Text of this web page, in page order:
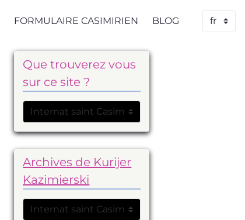
FORMULAIRE CASIMIRIEN BLOG
Que trouverez vous
sur ce site ?
Archives de Kurijer
Kazimierski